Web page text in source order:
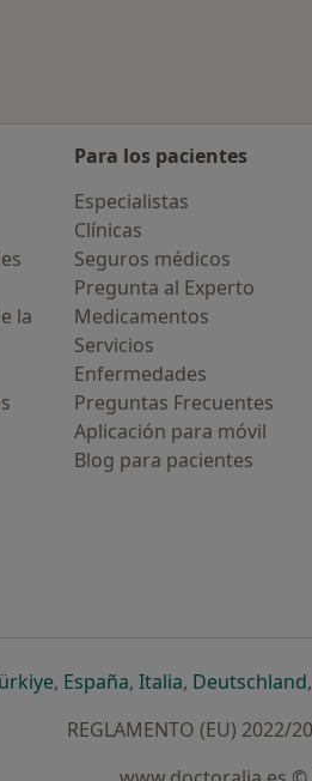
la
Para los pacientes
Especialistas
Clínicas
Seguros médicos
Pregunta al Experto
Medicamentos
Servicios
Enfermedades
Preguntas Frecuentes
Aplicación para móvil
Blog para pacientes
en una nueva pestaña
se abre en una nueva
, Españase abre en una
, Italiase abre en
, Deutschland,
REGLAMENTO (EU) 2022/